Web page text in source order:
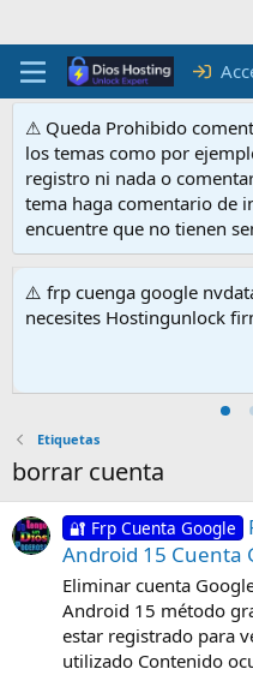
⚠ Queda Prohibido
los temas como por
registro ni nada o
tema haga comentario de
encuentre que no tienen
⚠️ frp cuenga google
necesites Hostingunlock
Etiquetas
borrar cuenta
🔐 Frp Cuenta Google
Android 15 Cuenta
Eliminar cuenta
Android 15 método
estar registrado para
utilizado Contenido